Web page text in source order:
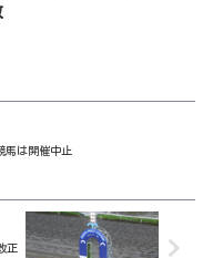
馬は開催中止
正